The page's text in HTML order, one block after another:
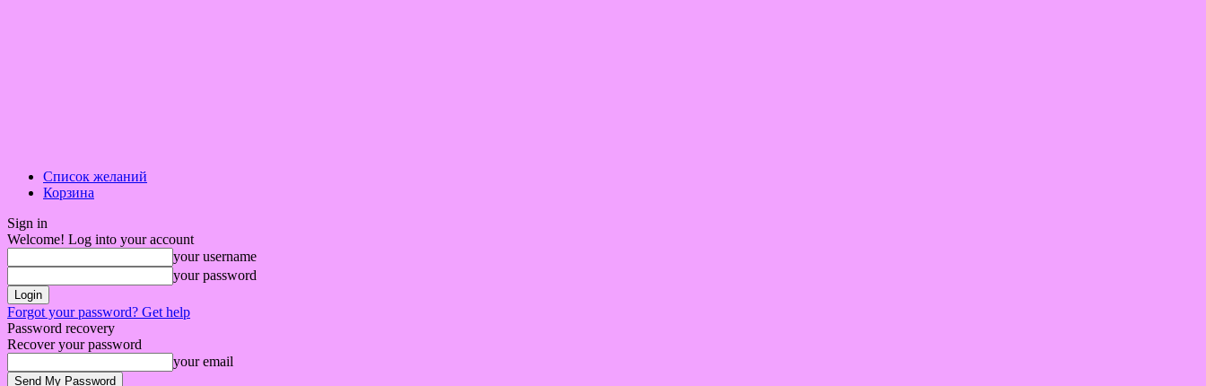
Список желаний
Корзина
Sign in
Welcome! Log into your account
your username
your password
Forgot your password? Get help
Password recovery
Recover your password
your email